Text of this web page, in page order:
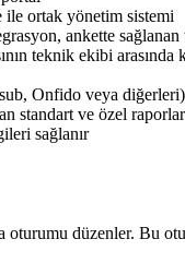
ile ortak yönetim sistemi
ankette sağlanan
teknik ekibi
Onfido veya diğerleri)
standart ve özel raporlar
sağlanır
düzenler. Bu